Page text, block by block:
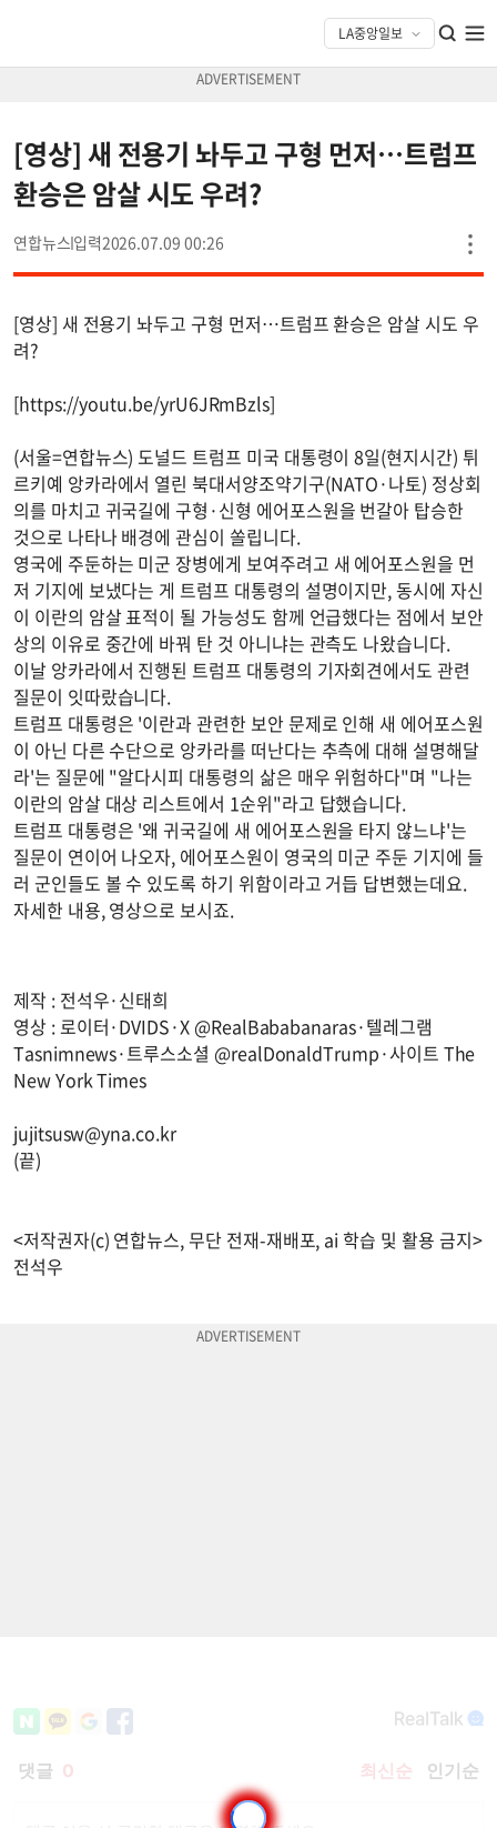
[영상] 새 전용기 놔두고 구형 먼저…트럼프
환승은 암살 시도 우려?
연합뉴스 2026.07.09 00:26
[영상] 새 전용기 놔두고 구형 먼저…트럼프 환승은 암살 시도 우
려?
[https://youtu.be/yrU6JRmBzls]
(서울=연합뉴스) 도널드 트럼프 미국 대통령이 8일(현지시간) 튀
르키예 앙카라에서 열린 북대서양조약기구(NATO·나토) 정상회
의를 마치고 귀국길에 구형·신형 에어포스원을 번갈아 탑승한
것으로 나타나 배경에 관심이 쏠립니다.
영국에 주둔하는 미군 장병에게 보여주려고 새 에어포스원을 먼
저 기지에 보냈다는 게 트럼프 대통령의 설명이지만, 동시에 자신
이 이란의 암살 표적이 될 가능성도 함께 언급했다는 점에서 보안
상의 이유로 중간에 바꿔 탄 것 아니냐는 관측도 나왔습니다.
이날 앙카라에서 진행된 트럼프 대통령의 기자회견에서도 관련
질문이 잇따랐습니다.
트럼프 대통령은 '이란과 관련한 보안 문제로 인해 새 에어포스원
이 아닌 다른 수단으로 앙카라를 떠난다는 추측에 대해 설명해달
라'는 질문에 "알다시피 대통령의 삶은 매우 위험하다"며 "나는
이란의 암살 대상 리스트에서 1순위"라고 답했습니다.
트럼프 대통령은 '왜 귀국길에 새 에어포스원을 타지 않느냐'는
질문이 연이어 나오자, 에어포스원이 영국의 미군 주둔 기지에 들
러 군인들도 볼 수 있도록 하기 위함이라고 거듭 답변했는데요.
자세한 내용, 영상으로 보시죠.
제작 : 전석우·신태희
영상 : 로이터·DVIDS·X @RealBababanaras·텔레그램
Tasnimnews·트루스소셜 @realDonaldTrump·사이트 The
New York Times
jujitsusw@yna.co.kr
(끝)
<저작권자(c) 연합뉴스, 무단 전재-재배포, ai 학습 및 활용 금지>
전석우